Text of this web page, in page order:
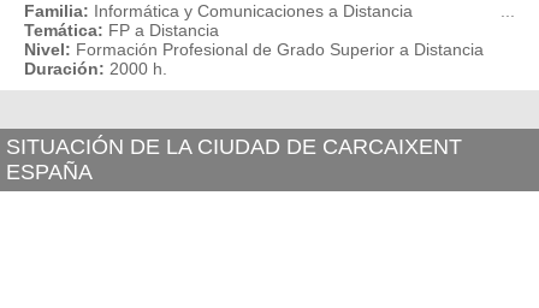
Familia: Informática y Comunicaciones a Distancia
Temática: FP a Distancia
Nivel: Formación Profesional de Grado Superior a Distancia
Duración: 2000 h.
SITUACIÓN DE LA CIUDAD DE CARCAIXENT
ESPAÑA